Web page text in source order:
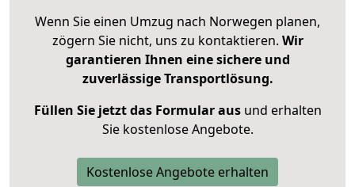
Wenn Sie einen Umzug nach Norwegen planen,
zögern Sie nicht, uns zu kontaktieren. Wir
garantieren Ihnen eine sichere und
zuverlässige Transportlösung.
Füllen Sie jetzt das Formular ausund erhalten
Sie kostenlose Angebote.
Kostenlose Angebote erhalten